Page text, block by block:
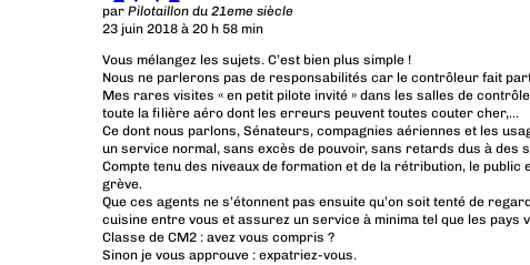
par Pilotaillon du 21eme siècle
23 juin 2018 à 20 h 58 min
Vous mélangez les sujets. C’est bien plus simple !
Nous ne parlerons pas de responsabilités car le contrôleur fait
Mes rares visites « en petit pilote invité » dans les salles de
toute la filière aéro dont les erreurs peuvent toutes couter cher,…
Ce dont nous parlons, Sénateurs, compagnies aériennes et les
un service normal, sans excès de pouvoir, sans retards dus à des
Compte tenu des niveaux de formation et de la rétribution, le
grève.
Que ces agents ne s’étonnent pas ensuite qu’on soit tenté de
cuisine entre vous et assurez un service à minima tel que les pays
Classe de CM2 : avez vous compris ?
Sinon je vous approuve : expatriez-vous.